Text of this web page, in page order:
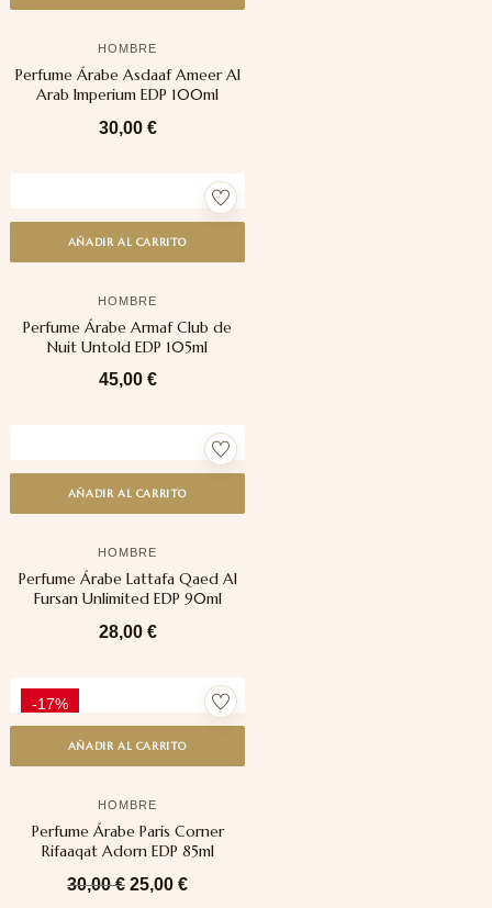
HOMBRE
Perfume Árabe Asdaaf Ameer Al
Arab Imperium EDP 100ml
30,00 €
AÑADIR AL CARRITO
HOMBRE
Perfume Árabe Armaf Club de
Nuit Untold EDP 105ml
45,00 €
AÑADIR AL CARRITO
HOMBRE
Perfume Árabe Lattafa Qaed Al
Fursan Unlimited EDP 90ml
28,00 €
-17%
AÑADIR AL CARRITO
HOMBRE
Perfume Árabe Paris Corner
Rifaaqat Adorn EDP 85ml
30,00€ 25,00 €